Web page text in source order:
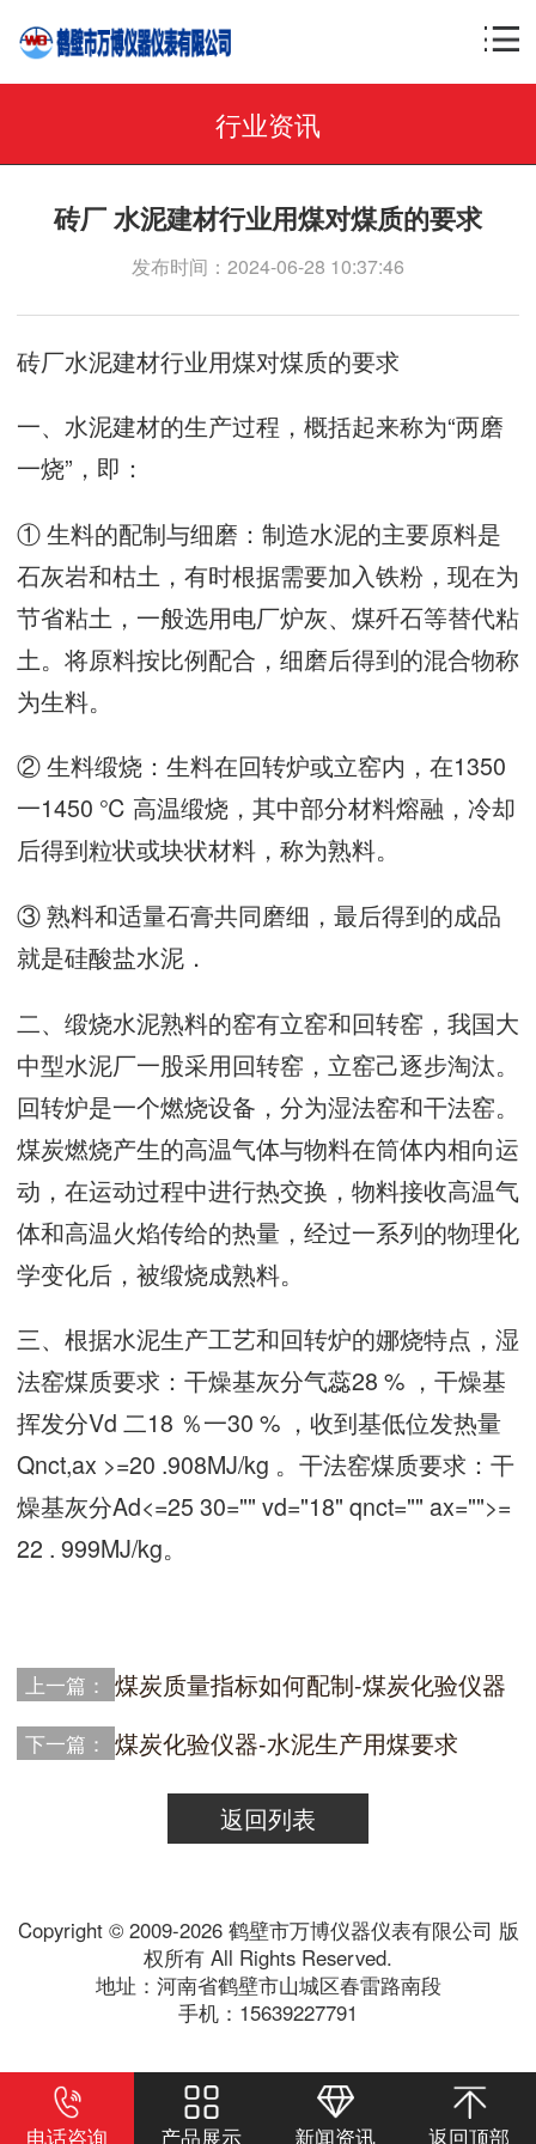
行业资讯
砖厂 水泥建材行业用煤对煤质的要求
发布时间：2024-06-28 10:37:46
砖厂水泥建材行业用煤对煤质的要求
一、水泥建材的生产过程，概括起来称为“两磨
一烧”，即：
① 生料的配制与细磨：制造水泥的主要原料是
石灰岩和枯土，有时根据需要加入铁粉，现在为
节省粘土，一般选用电厂炉灰、煤歼石等替代粘
土。将原料按比例配合，细磨后得到的混合物称
为生料。
② 生料缎烧：生料在回转炉或立窑内，在1350
一1450 ℃ 高温缎烧，其中部分材料熔融，冷却
后得到粒状或块状材料，称为熟料。
③ 熟料和适量石膏共同磨细，最后得到的成品
就是硅酸盐水泥．
二、缎烧水泥熟料的窑有立窑和回转窑，我国大
中型水泥厂一股采用回转窑，立窑己逐步淘汰。
回转炉是一个燃烧设备，分为湿法窑和干法窑。
煤炭燃烧产生的高温气体与物料在筒体内相向运
动，在运动过程中进行热交换，物料接收高温气
体和高温火焰传给的热量，经过一系列的物理化
学变化后，被缎烧成熟料。
三、根据水泥生产工艺和回转炉的娜烧特点，湿
法窑煤质要求：干燥基灰分气蕊28 % ，干燥基
挥发分Vd 二18 ％一30 % ，收到基低位发热量
Qnct,ax >=20 .908MJ/kg 。干法窑煤质要求：干
燥基灰分Ad<=25 30="" vd="18" qnct="" ax="">=
22 . 999MJ/kg。
上一篇： 煤炭质量指标如何配制-煤炭化验仪器
下一篇： 煤炭化验仪器-水泥生产用煤要求
返回列表
Copyright © 2009-2026 鹤壁市万博仪器仪表有限公司 版
权所有 All Rights Reserved.
地址：河南省鹤壁市山城区春雷路南段
手机：15639227791
电话咨询 产品展示 新闻资讯 返回顶部